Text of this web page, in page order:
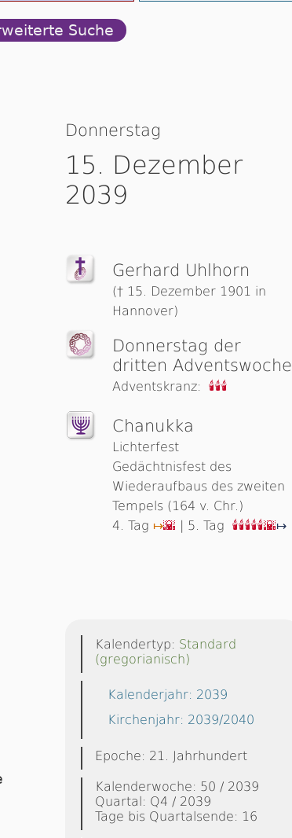
Suche
Donnerstag
15. Dezember
2039
Gerhard Uhlhorn
(† 15. Dezember 1901 in
Hannover)
Donnerstag der
dritten Advents­woche
Adventskranz: 🕯🕯🕯
Chanukka
Lichterfest
Gedächtnisfest des
Wiederaufbaus des zweiten
Tempels (164 v. Chr.)
4. Tag ↦🌇 | 5. Tag 🕯🕯🕯🕯🕯🌇↦
Kalendertyp: Standard
(gregorianisch)
Kalenderjahr: 2039
Kirchenjahr: 2039/2040
Epoche: 21. Jahrhundert
Kalenderwoche: 50 / 2039
Quartal: Q4 / 2039
Tage bis Quartalsende: 16